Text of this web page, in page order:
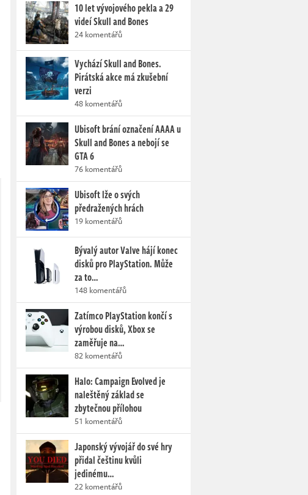
10 let vývojového pekla a 29
videí Skull and Bones
24 komentářů
Vychází Skull and Bones.
Pirátská akce má zkušební
verzi
48 komentářů
Ubisoft brání označení AAAA u
Skull and Bones a nebojí se
GTA 6
76 komentářů
Ubisoft lže o svých
předražených hrách
19 komentářů
Bývalý autor Valve hájí konec
disků pro PlayStation. Může
za to…
148 komentářů
Zatímco PlayStation končí s
výrobou disků, Xbox se
zaměřuje na…
82 komentářů
Halo: Campaign Evolved je
naleštěný základ se
zbytečnou přílohou
51 komentářů
Japonský vývojář do své hry
přidal češtinu kvůli
jedinému…
22 komentářů